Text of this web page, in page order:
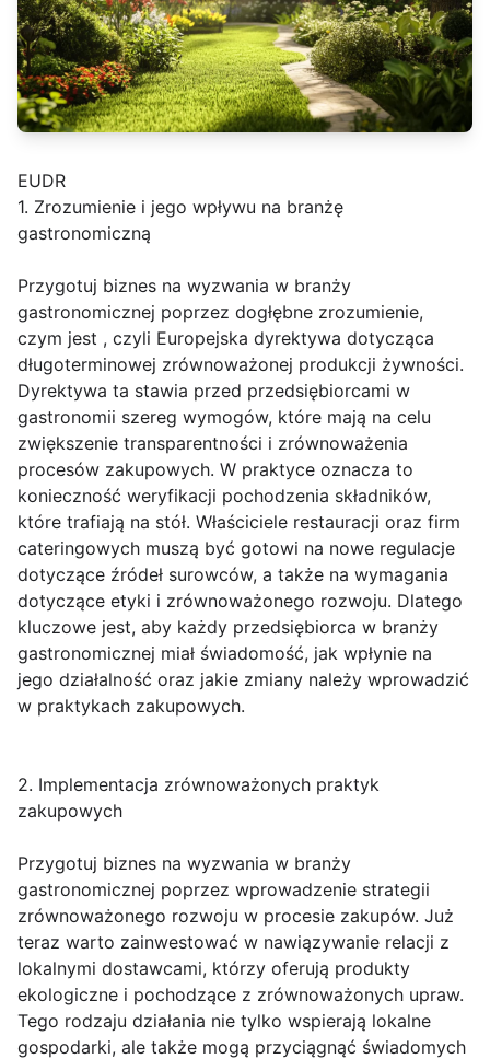
EUDR
1. Zrozumienie i jego wpływu na branżę
gastronomiczną
Przygotuj biznes na wyzwania w branży
gastronomicznej poprzez dogłębne zrozumienie,
czym jest , czyli Europejska dyrektywa dotycząca
długoterminowej zrównoważonej produkcji żywności.
Dyrektywa ta stawia przed przedsiębiorcami w
gastronomii szereg wymogów, które mają na celu
zwiększenie transparentności i zrównoważenia
procesów zakupowych. W praktyce oznacza to
konieczność weryfikacji pochodzenia składników,
które trafiają na stół. Właściciele restauracji oraz firm
cateringowych muszą być gotowi na nowe regulacje
dotyczące źródeł surowców, a także na wymagania
dotyczące etyki i zrównoważonego rozwoju. Dlatego
kluczowe jest, aby każdy przedsiębiorca w branży
gastronomicznej miał świadomość, jak wpłynie na
jego działalność oraz jakie zmiany należy wprowadzić
w praktykach zakupowych.
2. Implementacja zrównoważonych praktyk
zakupowych
Przygotuj biznes na wyzwania w branży
gastronomicznej poprzez wprowadzenie strategii
zrównoważonego rozwoju w procesie zakupów. Już
teraz warto zainwestować w nawiązywanie relacji z
lokalnymi dostawcami, którzy oferują produkty
ekologiczne i pochodzące z zrównoważonych upraw.
Tego rodzaju działania nie tylko wspierają lokalne
gospodarki, ale także mogą przyciągnąć świadomych